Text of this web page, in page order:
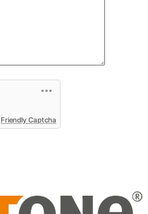
Friendly Captcha